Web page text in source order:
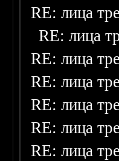
RE: лица
RE: лица
RE: лица
RE: лица
RE: лица
RE: лица
RE: лица